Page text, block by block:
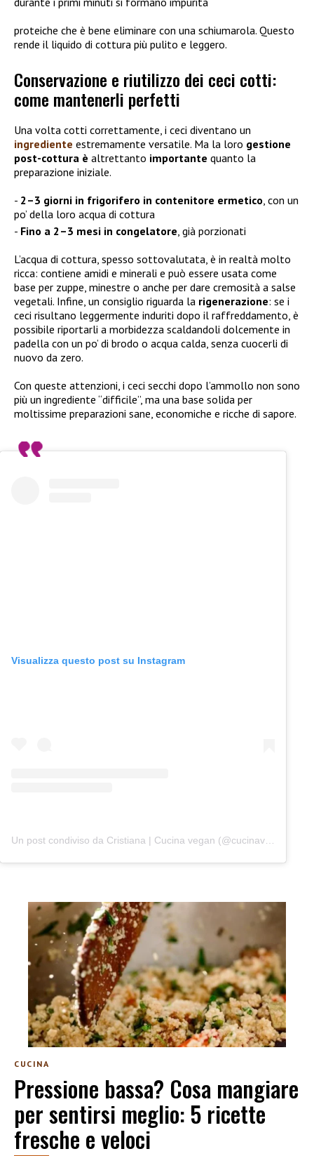
proteiche che è bene eliminare con una schiumarola. Questo
rende il liquido di cottura più pulito e leggero.
Conservazione e riutilizzo dei ceci cotti:
come mantenerli perfetti
Una volta cotti correttamente, i ceci diventano un
ingrediente estremamente versatile. Ma la loro gestione
post-cottura è altrettanto importante quanto la
preparazione iniziale.
2–3 giorni in frigorifero in contenitore ermetico, con un
po’ della loro acqua di cottura
Fino a 2–3 mesi in congelatore, già porzionati
L’acqua di cottura, spesso sottovalutata, è in realtà molto
ricca: contiene amidi e minerali e può essere usata come
base per zuppe, minestre o anche per dare cremosità a salse
vegetali. Infine, un consiglio riguarda la rigenerazione: se i
ceci risultano leggermente induriti dopo il raffreddamento, è
possibile riportarli a morbidezza scaldandoli dolcemente in
padella con un po’ di brodo o acqua calda, senza cuocerli di
nuovo da zero.
Con queste attenzioni, i ceci secchi dopo l’ammollo non sono
più un ingrediente “difficile”, ma una base solida per
moltissime preparazioni sane, economiche e ricche di sapore.
Visualizza questo post su Instagram
Un post condiviso da Cristiana | Cucina vegan (@cucinaverza)
CUCINA
Pressione bassa? Cosa mangiare
per sentirsi meglio: 5 ricette
fresche e veloci